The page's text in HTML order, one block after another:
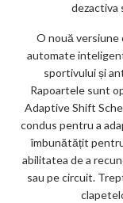
dezactiva
O nouă versiune
automate
sportivului și
Rapoartele sunt
Adaptive Shift
condus pentru a
îmbunătățit
abilitatea de a
sau pe circuit.